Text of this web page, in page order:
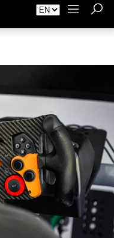
Advertising Contact